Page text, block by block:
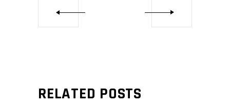
RELATED POSTS